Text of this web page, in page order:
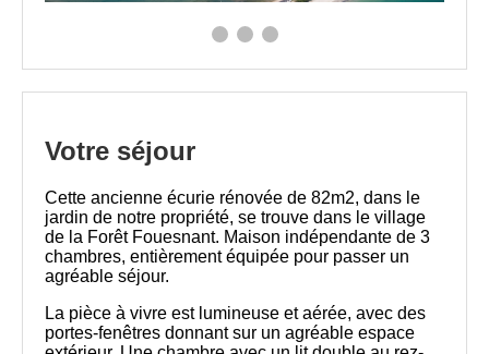
Votre séjour
Cette ancienne écurie rénovée de 82m2, dans le
jardin de notre propriété, se trouve dans le village
de la Forêt Fouesnant. Maison indépendante de 3
chambres, entièrement équipée pour passer un
agréable séjour.
La pièce à vivre est lumineuse et aérée, avec des
portes-fenêtres donnant sur un agréable espace